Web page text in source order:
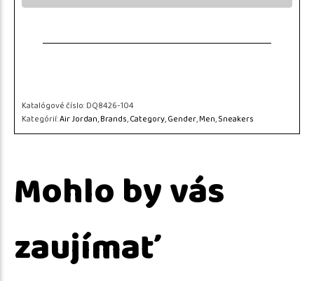
Katalógové číslo:DQ8426-104
Kategórií:Air Jordan,Brands,Category,Gender,Men,Sneakers
Mohlo by vás
zaujímať